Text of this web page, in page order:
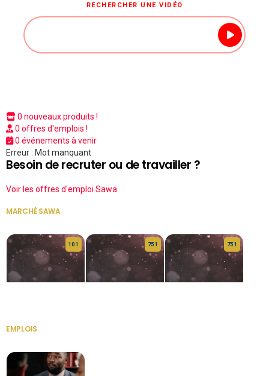
RECHERCHER UNE VIDÉO
0 nouveaux produits !
0 offres d'emplois !
0 événements à venir
Erreur : Mot manquant
Besoin de recruter ou de travailler ?
Voir les offres d'emploi Sawa
MARCHÉ SAWA
10 1 75 1 75 1
EMPLOIS